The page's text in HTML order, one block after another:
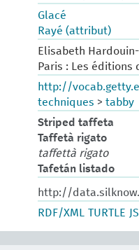
Glacé
Rayé (attribut)
Elisabeth
Paris : Les éditions
http://
techniques > tabby
Striped taffeta
Taffetà rigato
taffettà rigato
Tafetán listado
http://
RDF/XML TURTLE